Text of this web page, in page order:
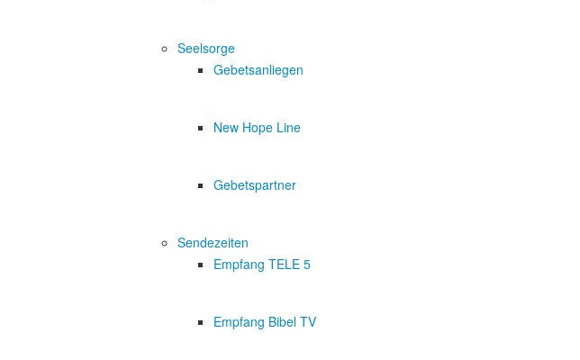
Seelsorge
Gebetsanliegen
New Hope Line
Gebetspartner
Sendezeiten
Empfang TELE 5
Empfang Bibel TV